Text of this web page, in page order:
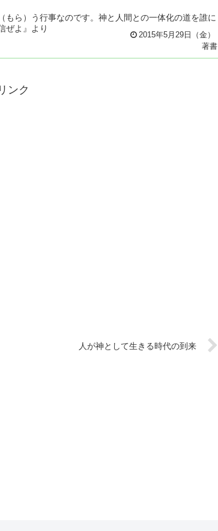
ら）う行事なのです。神と人間との一体化の道を誰に
ぜよ』より
2015年5月29日（金）
著書
ンク
人が神として生きる時代の到来